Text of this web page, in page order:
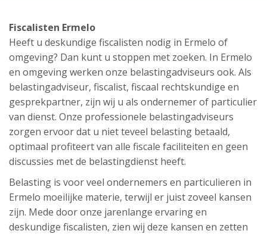
Fiscalisten Ermelo
Heeft u deskundige fiscalisten nodig in Ermelo of
omgeving? Dan kunt u stoppen met zoeken. In Ermelo
en omgeving werken onze belastingadviseurs ook. Als
belastingadviseur, fiscalist, fiscaal rechtskundige en
gesprekpartner, zijn wij u als ondernemer of particulier
van dienst. Onze professionele belastingadviseurs
zorgen ervoor dat u niet teveel belasting betaald,
optimaal profiteert van alle fiscale faciliteiten en geen
discussies met de belastingdienst heeft.
Belasting is voor veel ondernemers en particulieren in
Ermelo moeilijke materie, terwijl er juist zoveel kansen
zijn. Mede door onze jarenlange ervaring en
deskundige fiscalisten, zien wij deze kansen en zetten